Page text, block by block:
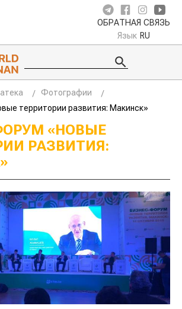
ОБРАТНАЯ СВЯЗЬ
Язык RU
Фотографии
территории развития: Макинск»
«НОВЫЕ
РАЗВИТИЯ: